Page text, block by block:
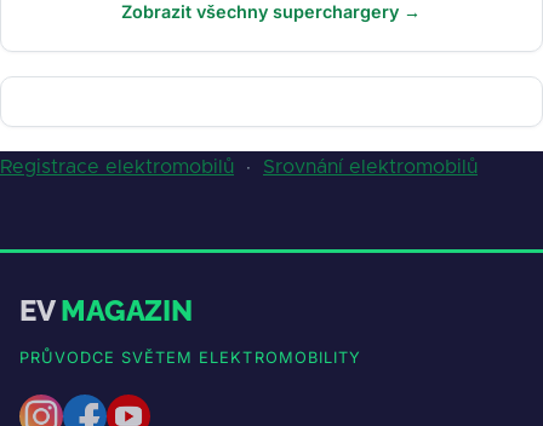
Zobrazit všechny superchargery →
Registrace elektromobilů · Srovnání elektromobilů
EVMAGAZIN
PRŮVODCE SVĚTEM ELEKTROMOBILITY